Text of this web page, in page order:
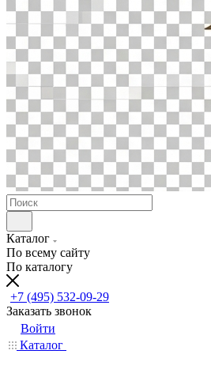
Каталог
По всему сайту
По каталогу
+7 (495) 532-09-29
Заказать звонок
Войти
Каталог